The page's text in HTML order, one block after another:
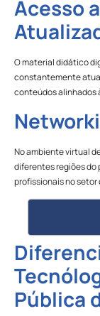
Acesso
O material didático
constantemente
conteúdos alinhados
No ambiente virtual
diferentes regiões do
profissionais no
Pública